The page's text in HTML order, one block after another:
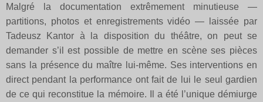
Malgré la documentation extrêmement minutieuse —
partitions, photos et enregistrements vidéo — laissée par
Tadeusz Kantor à la disposition du théâtre, on peut se
demander s’il est possible de mettre en scène ses pièces
sans la présence du maître lui-même. Ses interventions en
direct pendant la performance ont fait de lui le seul gardien
de ce qui reconstitue la mémoire. Il a été l’unique démiurge